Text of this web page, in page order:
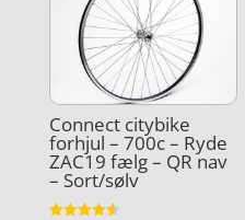
Connect citybike
forhjul – 700c – Ryde
ZAC19 fælg – QR nav
– Sort/sølv